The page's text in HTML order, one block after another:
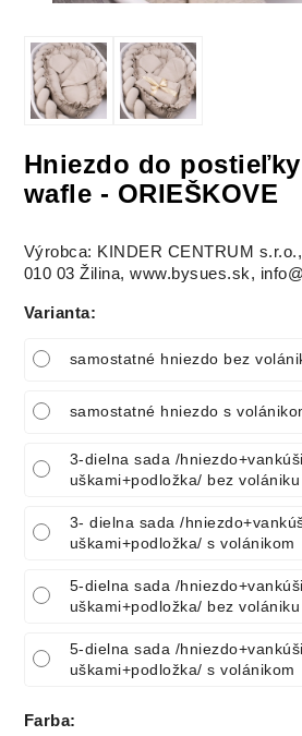
Hniezdo do
wafle - ORIEŠKOVE
Výrobca: KINDER CENTRUM
010 03 Žilina, www.bysues.sk,
Varianta:
samostatné hniezdo bez
samostatné hniezdo s
3-dielna sada /
uškami+podložka/ bez volániku
3- dielna sada /
uškami+podložka/ s volánikom
5-dielna sada /
uškami+podložka/ bez volániku
5-dielna sada /
uškami+podložka/ s volánikom
Farba: